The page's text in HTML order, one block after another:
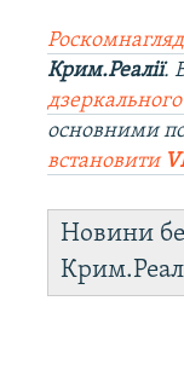
Крим.Реалії.
основними
встановити
Новини